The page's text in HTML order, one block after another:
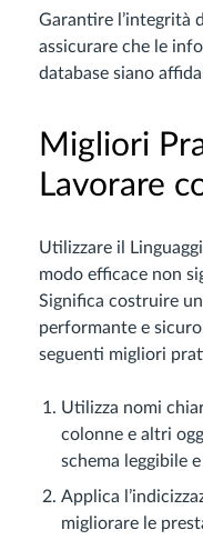
Garantire l’integrità
assicurare che le
database siano
Migliori
Lavorare
Utilizzare il
modo efficace non
Significa costruire
performante e
seguenti migliori
Utilizza nomi
colonne e altri
schema leggibile
Applica
migliorare le